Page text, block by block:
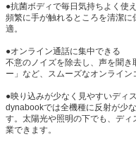
●抗菌ボディで毎日気持ちよく使
頻繁に手が触れるところを清潔
適。
●オンライン通話に集中できる
不意のノイズを除去し、声を聞
ー」など、スムーズなオンライン
●映り込みが少なく見やすいディ
dynabookでは全機種に反射が少
す。太陽光や照明の下でも、デ
業できます。